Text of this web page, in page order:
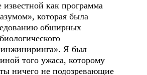
как программа
которая была
обширных
инжиниринга». Я был
того ужаса, которому
ничего не подозревающие